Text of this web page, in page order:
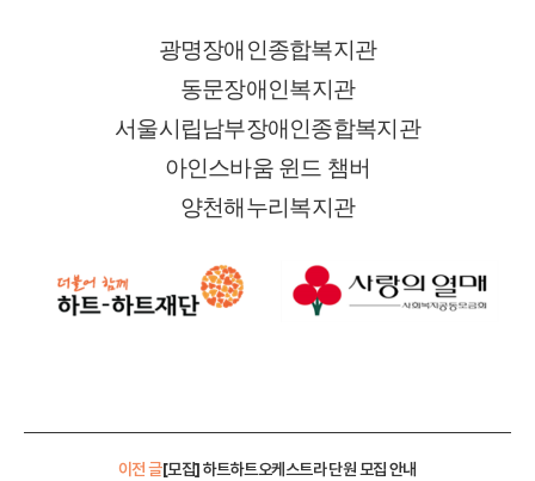
광명장애인종합복지관
동문장애인복지관
서울시립남부장애인종합복지관
아인스바움 윈드 챔버
양천해누리복지관
이전 글[모집] 하트하트오케스트라 단원 모집 안내